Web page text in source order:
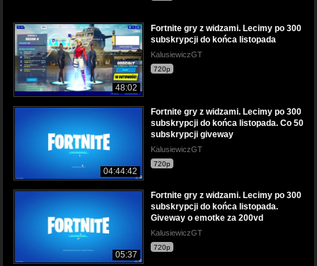
48:02
Fortnite gry z widzami. Lecimy po 300
subskrypcji do końca listopada
KalusiewiczGT
720p
04:44:42
Fortnite gry z widzami. Lecimy po 300
subskrypcji do końca listopada. Co 50
subskrypcji giveway
KalusiewiczGT
720p
05:37
Fortnite gry z widzami. Lecimy po 300
subskrypcji do końca listopada.
Giveway o emotke za 200vd
KalusiewiczGT
720p